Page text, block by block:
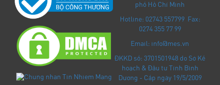
phố Hồ Chí Minh
Hotline: 02743 557799 Fax:
0274 355 77 99
Email: info@mes.vn
ĐKKD số: 3701501948 do Sở Kế
hoạch & Đầu tư Tỉnh Bình
Dương - Cấp ngày 19/5/2009